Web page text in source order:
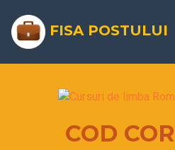
FISA POSTULUI
COD